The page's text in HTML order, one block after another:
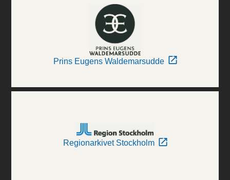
Prins Eugens Waldemarsudde
Regionarkivet Stockholm